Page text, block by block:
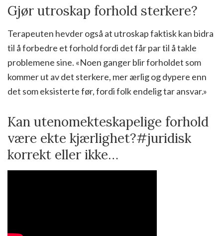
Gjør utroskap forhold sterkere?
Terapeuten hevder også at utroskap faktisk kan bidra
til å forbedre et forhold fordi det får par til å takle
problemene sine. «Noen ganger blir forholdet som
kommer ut av det sterkere, mer ærlig og dypere enn
det som eksisterte før, fordi folk endelig tar ansvar.»
Kan utenomekteskapelige forhold
være ekte kjærlighet?#juridisk
korrekt eller ikke…